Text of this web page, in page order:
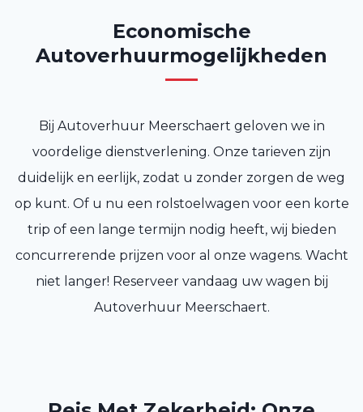
Economische
Autoverhuurmogelijkheden
Bij Autoverhuur Meerschaert geloven we in
voordelige dienstverlening. Onze tarieven zijn
duidelijk en eerlijk, zodat u zonder zorgen de weg
op kunt. Of u nu een rolstoelwagen voor een korte
trip of een lange termijn nodig heeft, wij bieden
concurrerende prijzen voor al onze wagens. Wacht
niet langer! Reserveer vandaag uw wagen bij
Autoverhuur Meerschaert.